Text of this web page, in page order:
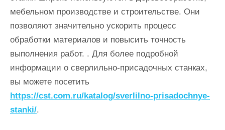
мебельном производстве и строительстве. Они
позволяют значительно ускорить процесс
обработки материалов и повысить точность
выполнения работ. . Для более подробной
информации о сверлильно-присадочных станках,
вы можете посетить
https://cst.com.ru/katalog/sverlilno-prisadochnye-
stanki/.